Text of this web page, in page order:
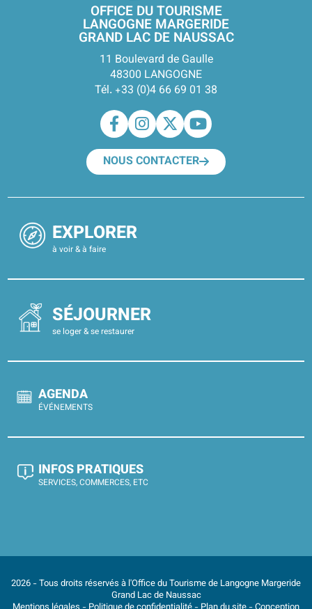
OFFICE DU TOURISME
LANGOGNE MARGERIDE
GRAND LAC DE NAUSSAC
11 Boulevard de Gaulle
48300 LANGOGNE
Tél. +33 (0)4 66 69 01 38
NOUS CONTACTER
EXPLORER
à voir & à faire
SÉJOURNER
se loger & se restaurer
AGENDA
ÉVÉNEMENTS
INFOS PRATIQUES
SERVICES, COMMERCES, ETC
2026 - Tous droits réservés à l'Office du Tourisme de Langogne Margeride
Grand Lac de Naussac